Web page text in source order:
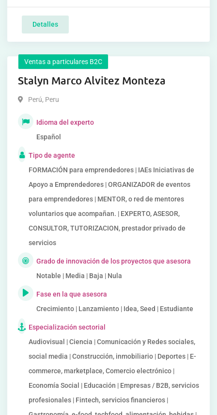
Detalles
Ventas a particulares B2C
Stalyn Marco Alvitez Monteza
Perú, Peru
Idioma del experto
Español
Tipo de agente
FORMACIÓN para emprendedores | IAEs Iniciativas de
Apoyo a Emprendedores | ORGANIZADOR de eventos
para emprendedores | MENTOR, o red de mentores
voluntarios que acompañan. | EXPERTO, ASESOR,
CONSULTOR, TUTORIZACION, prestador privado de
servicios
Grado de innovación de los proyectos que asesora
Notable | Media | Baja | Nula
Fase en la que asesora
Crecimiento | Lanzamiento | Idea, Seed | Estudiante
Especialización sectorial
Audiovisual | Ciencia | Comunicación y Redes sociales,
social media | Construcción, inmobiliario | Deportes | E-
commerce, marketplace, Comercio electrónico |
Economía Social | Educación | Empresas / B2B, servicios
profesionales | Fintech, servicios financieros |